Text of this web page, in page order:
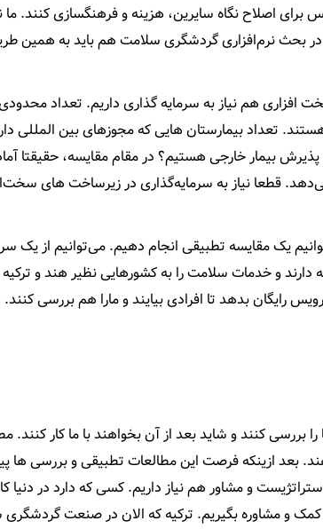
اصلاح نگاه سایرین، هزینه و فرهنگسازی کنند. ما
در بحث نرم‌افزاری گردشگری سلامت هم باید به همین
هم نیاز به سرمایه گذاری داریم. تعداد
تعداد بیمارستان هایی که مجوز‌های بین المللی
بیمار خارجی هستیم؟ در مقام مقایسه، حقیقتا
قطعا نیاز به سرمایه‌گذاری در زیرساخت های
یک مقایسه تطبیقی انجام دهیم. می‌توانیم از
و خدمات سلامت را به کشورهایی نظیر هند و
رایگان بدهد تا افرادی بیایند و مارا هم بررسی کنند.
کنند و شاید بعد از آن بخواهند با ما کار کنند.
بعد ازینکه فرصت این مطالعات تطبیقی و بررسی ها
و مشاور هم نیاز داریم. کسی که دارد در دنیا
کمک و مشاوره بگیریم. ترکیه که الان در صنعت